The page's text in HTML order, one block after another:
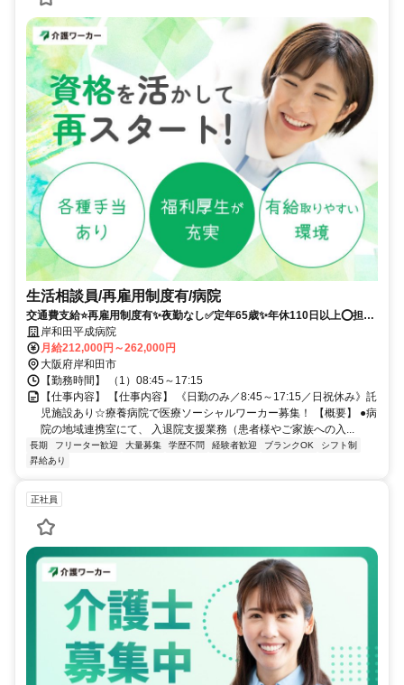
生活相談員/再雇用制度有/病院
交通費支給⭐️再雇用制度有✨夜勤なし✅️定年65歳✨年休110日以上⭕️担当
者オススメ✨経験者優遇❗️車通勤ＯＫ⭐️駅チカ
岸和田平成病院
月給212,000円～262,000円
大阪府岸和田市
【勤務時間】 （1）08:45～17:15
【仕事内容】 【仕事内容】 《日勤のみ／8:45～17:15／日祝休み》託
児施設あり☆療養病院で医療ソーシャルワーカー募集！ 【概要】 ●病
院の地域連携室にて、 入退院支援業務（患者様やご家族への入...
長期 フリーター歓迎 大量募集 学歴不問 経験者歓迎 ブランクOK
シフト制
昇給あり
正社員